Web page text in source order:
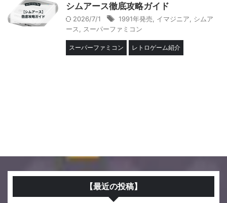
シムアース徹底攻略ガイド
2026/7/1 1991年発売 イマジニア
シムア
ース
スーパーファミコン
スーパーファミコン レトロゲーム紹介
【最近の投稿】